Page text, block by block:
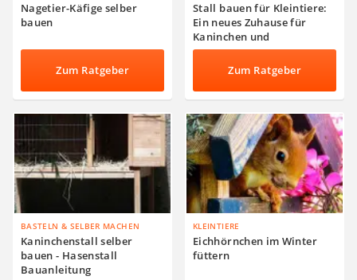
Nagetier-Käfige selber
bauen
Zum Ratgeber
Stall bauen für Kleintiere:
Ein neues Zuhause für
Kaninchen und
Meerschweinchen
Zum Ratgeber
BASTELN & SELBER MACHEN
Kaninchenstall selber
bauen - Hasenstall
Bauanleitung
KLEINTIERE
Eichhörnchen im Winter
füttern